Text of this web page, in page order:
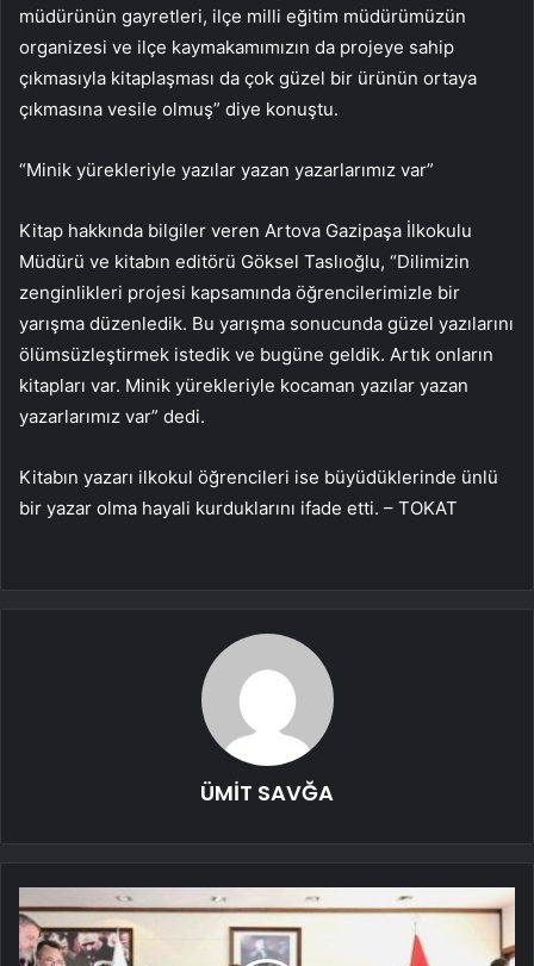
müdürünün gayretleri, ilçe milli eğitim müdürümüzün
organizesi ve ilçe kaymakamımızın da projeye sahip
çıkmasıyla kitaplaşması da çok güzel bir ürünün ortaya
çıkmasına vesile olmuş” diye konuştu.
“Minik yürekleriyle yazılar yazan yazarlarımız var”
Kitap hakkında bilgiler veren Artova Gazipaşa İlkokulu
Müdürü ve kitabın editörü Göksel Taslıoğlu, “Dilimizin
zenginlikleri projesi kapsamında öğrencilerimizle bir
yarışma düzenledik. Bu yarışma sonucunda güzel yazılarını
ölümsüzleştirmek istedik ve bugüne geldik. Artık onların
kitapları var. Minik yürekleriyle kocaman yazılar yazan
yazarlarımız var” dedi.
Kitabın yazarı ilkokul öğrencileri ise büyüdüklerinde ünlü
bir yazar olma hayali kurduklarını ifade etti. – TOKAT
ÜMİT SAVĞA